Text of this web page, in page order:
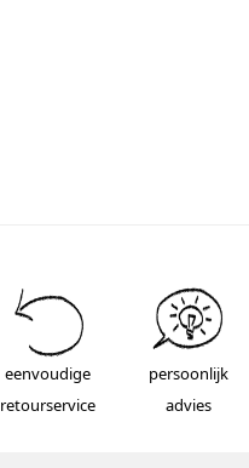
eenvoudige
retourservice
persoonlijk
advies